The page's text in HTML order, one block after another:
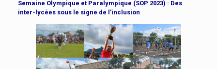
Semaine Olympique et Paralympique (SOP 2023) : Des
inter-lycées sous le signe de l’inclusion